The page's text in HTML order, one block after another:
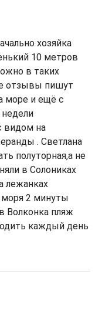
хозяйка
10 метров
в таких
отзывы пишут
море и ещё с
видом на
. Светлана
полуторная,а не
в Солониках
лежанках
2 минуты
Волконка пляж
каждый день